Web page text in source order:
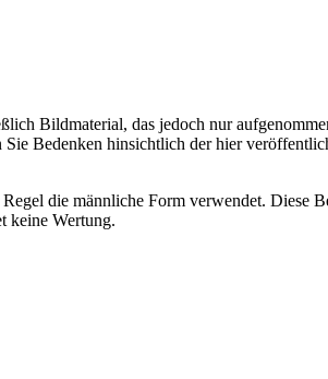
Bildmaterial, das jedoch nur
Bedenken hinsichtlich der hier
die männliche Form verwendet. Diese
keine Wertung.